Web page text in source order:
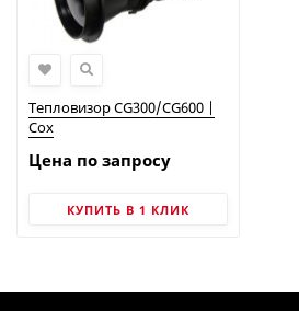
Тепловизор CG300/CG600 |
Cox
Цена по запросу
КУПИТЬ В 1 КЛИК